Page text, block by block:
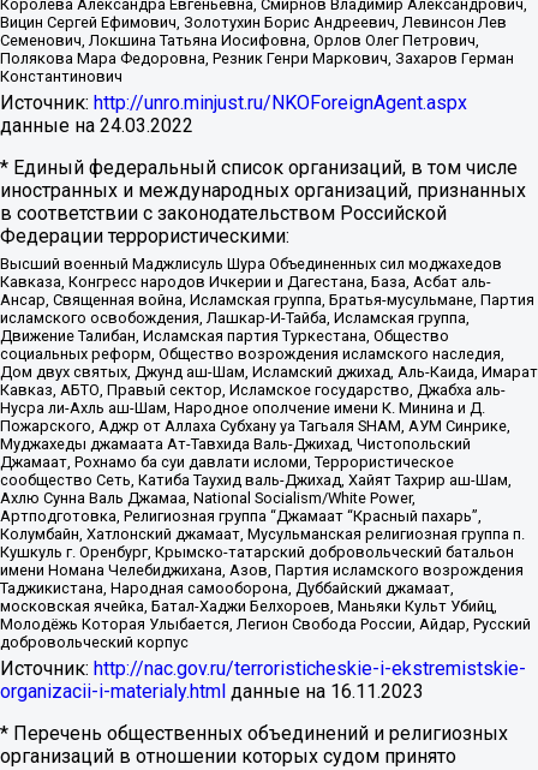
Королева Александра Евгеньевна, Смирнов Владимир Александрович,
Вицин Сергей Ефимович, Золотухин Борис Андреевич, Левинсон Лев
Семенович, Локшина Татьяна Иосифовна, Орлов Олег Петрович,
Полякова Мара Федоровна, Резник Генри Маркович, Захаров Герман
Константинович
Источник: http://unro.minjust.ru/NKOForeignAgent.aspx
данные на 24.03.2022
* Единый федеральный список организаций, в том числе
иностранных и международных организаций, признанных
в соответствии с законодательством Российской
Федерации террористическими:
Высший военный Маджлисуль Шура Объединенных сил моджахедов
Кавказа, Конгресс народов Ичкерии и Дагестана, База, Асбат аль-
Ансар, Священная война, Исламская группа, Братья-мусульмане, Партия
исламского освобождения, Лашкар-И-Тайба, Исламская группа,
Движение Талибан, Исламская партия Туркестана, Общество
социальных реформ, Общество возрождения исламского наследия,
Дом двух святых, Джунд аш-Шам, Исламский джихад, Аль-Каида, Имарат
Кавказ, АБТО, Правый сектор, Исламское государство, Джабха аль-
Нусра ли-Ахль аш-Шам, Народное ополчение имени К. Минина и Д.
Пожарского, Аджр от Аллаха Субхану уа Тагьаля SHAM, АУМ Синрике,
Муджахеды джамаата Ат-Тавхида Валь-Джихад, Чистопольский
Джамаат, Рохнамо ба суи давлати исломи, Террористическое
сообщество Сеть, Катиба Таухид валь-Джихад, Хайят Тахрир аш-Шам,
Ахлю Сунна Валь Джамаа, National Socialism/White Power,
Артподготовка, Религиозная группа “Джамаат “Красный пахарь”,
Колумбайн, Хатлонский джамаат, Мусульманская религиозная группа п.
Кушкуль г. Оренбург, Крымско-татарский добровольческий батальон
имени Номана Челебиджихана, Азов, Партия исламского возрождения
Таджикистана, Народная самооборона, Дуббайский джамаат,
московская ячейка, Батал-Хаджи Белхороев, Маньяки Культ Убийц,
Молодёжь Которая Улыбается, Легион Свобода России, Айдар, Русский
добровольческий корпус
Источник: http://nac.gov.ru/terroristicheskie-i-ekstremistskie-
organizacii-i-materialy.html данные на 16.11.2023
* Перечень общественных объединений и религиозных
организаций в отношении которых судом принято